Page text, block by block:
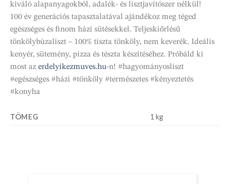
kiváló alapanyagokból, adalék- és lisztjavítószer nélkül!
100 év generációs tapasztalatával ajándékoz meg téged
egészséges és finom házi sütésekkel. Teljeskiőrlésű
tönkölybúzaliszt – 100% tiszta tönköly, nem keverék. Ideális
kenyér, sütemény, pizza és tészta készítéséhez. Próbáld ki
most az erdelyikezmuves.hu-n! #hagyományosliszt
#egészséges #házi #tönköly #természetes #kényeztetés
#konyha
TÖMEG 1 kg